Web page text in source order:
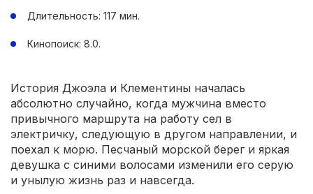
Длительность: 117 мин.
Кинопоиск: 8.0.
История Джоэла и Клементины началась
абсолютно случайно, когда мужчина вместо
привычного маршрута на работу сел в
электричку, следующую в другом направлении, и
поехал к морю. Песчаный морской берег и яркая
девушка с синими волосами изменили его серую
и унылую жизнь раз и навсегда.